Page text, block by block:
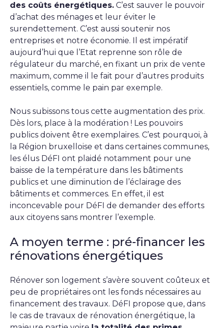
des coûts énergétiques. C’est sauver le pouvoir
d’achat des ménages et leur éviter le
surendettement. C’est aussi soutenir nos
entreprises et notre économie. Il est impératif
aujourd’hui que l’Etat reprenne son rôle de
régulateur du marché, en fixant un prix de vente
maximum, comme il le fait pour d’autres produits
essentiels, comme le pain par exemple.
Nous subissons tous cette augmentation des prix.
Dès lors, place à la modération ! Les pouvoirs
publics doivent être exemplaires. C’est pourquoi, à
la Région bruxelloise et dans certaines communes,
les élus DéFI ont plaidé notamment pour une
baisse de la température dans les bâtiments
publics et une diminution de l’éclairage des
bâtiments et commerces. En effet, il est
inconcevable pour DéFI de demander des efforts
aux citoyens sans montrer l’exemple.
A moyen terme : pré-financer les
rénovations énergétiques
Rénover son logement s’avère souvent coûteux et
peu de propriétaires ont les fonds nécessaires au
financement des travaux. DéFI propose que, dans
le cas de travaux de rénovation énergétique, la